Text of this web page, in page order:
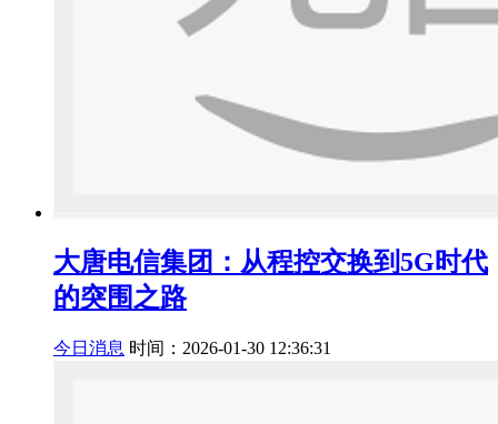
大唐电信集团：从程控交换到5G时代
的突围之路
今日消息 时间：2026-01-30 12:36:31